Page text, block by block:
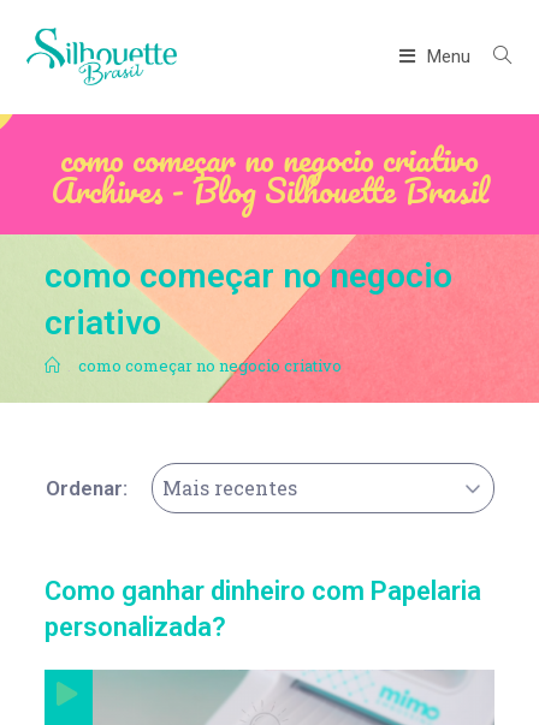
Menu
como começar no negocio criativo
Archives - Blog Silhouette Brasil
como começar no negocio
criativo
. como começar no negocio criativo
Ordenar: Mais recentes
Como ganhar dinheiro com Papelaria
personalizada?